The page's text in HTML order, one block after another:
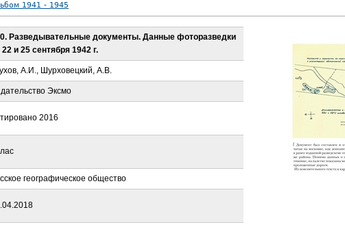
1941 - 1945
Разведывательные документы. Данные фоторазведки
22 и 25 сентября 1942 г.
А.И., Шурховецкий, А.В.
Эксмо
2016
географическое общество